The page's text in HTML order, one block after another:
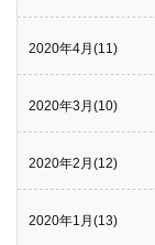
2020年4月(11)
2020年3月(10)
2020年2月(12)
2020年1月(13)